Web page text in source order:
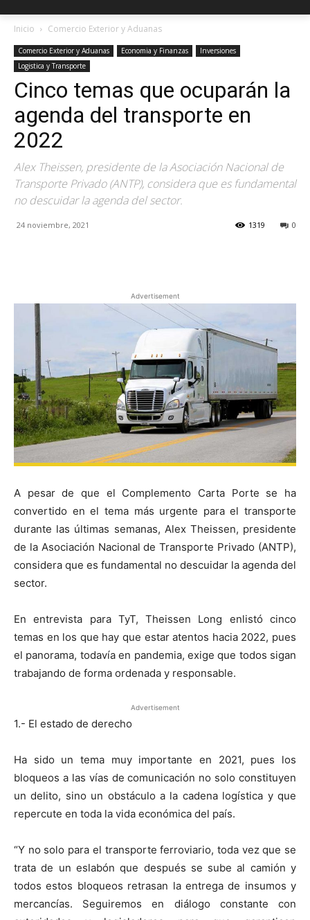
Inicio Comercio Exterior y Aduanas
Comercio Exterior y Aduanas Economia y Finanzas
Inversiones
Logistica y Transporte
Cinco temas que ocuparán la
agenda del transporte en
2022
Alex Theissen, presidente de la Asociación Nacional de
Transporte Privado (ANTP), considera que es fundamental
no descuidar la agenda del sector.
24 noviembre, 2021 0
1319
Advertisement
A pesar de que el Complemento Carta Porte se ha
convertido en el tema más urgente para el transporte
durante las últimas semanas, Alex Theissen, presidente
de la Asociación Nacional de Transporte Privado (ANTP),
considera que es fundamental no descuidar la agenda del
sector.
En entrevista para TyT, Theissen Long enlistó cinco
temas en los que hay que estar atentos hacia 2022, pues
el panorama, todavía en pandemia, exige que todos sigan
trabajando de forma ordenada y responsable.
Advertisement
1.- El estado de derecho
Ha sido un tema muy importante en 2021, pues los
bloqueos a las vías de comunicación no solo constituyen
un delito, sino un obstáculo a la cadena logística y que
repercute en toda la vida económica del país.
“Y no solo para el transporte ferroviario, toda vez que se
trata de un eslabón que después se sube al camión y
todos estos bloqueos retrasan la entrega de insumos y
mercancías. Seguiremos en diálogo constante con